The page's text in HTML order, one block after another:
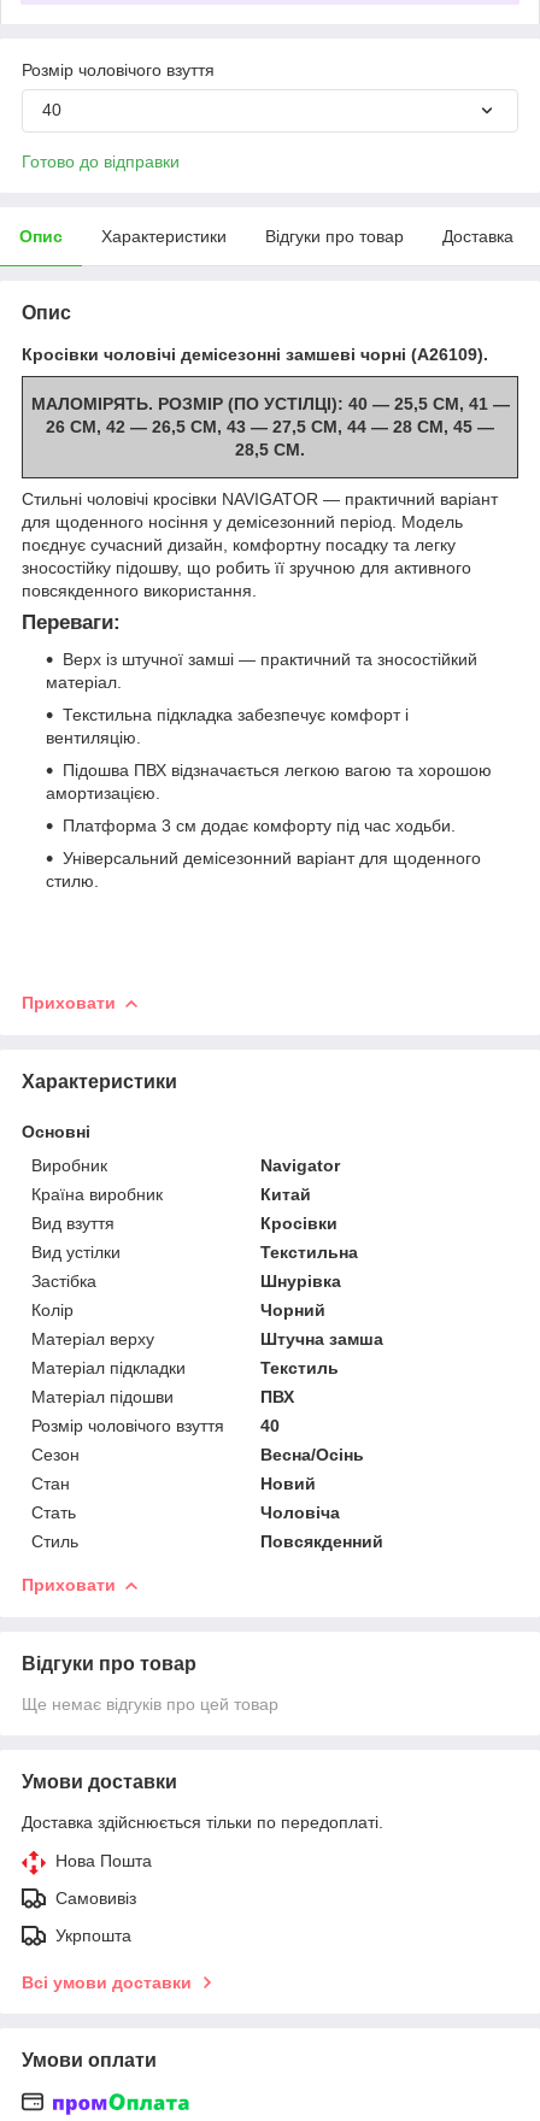
Розмір чоловічого взуття
40
Готово до відправки
Опис Характеристики Відгуки про товар Доставка
Опис
Кросівки чоловічі демісезонні замшеві чорні (A26109).
МАЛОМІРЯТЬ. РОЗМІР (ПО УСТІЛЦІ): 40 — 25,5 СМ, 41 —
26 СМ, 42 — 26,5 СМ, 43 — 27,5 СМ, 44 — 28 СМ, 45 —
28,5 СМ.
Стильні чоловічі кросівки NAVIGATOR — практичний варіант
для щоденного носіння у демісезонний період. Модель
поєднує сучасний дизайн, комфортну посадку та легку
зносостійку підошву, що робить її зручною для активного
повсякденного використання.
Переваги:
Верх із штучної замші — практичний та зносостійкий
матеріал.
Текстильна підкладка забезпечує комфорт і
вентиляцію.
Підошва ПВХ відзначається легкою вагою та хорошою
амортизацією.
Платформа 3 см додає комфорту під час ходьби.
Універсальний демісезонний варіант для щоденного
стилю.
Приховати
Характеристики
Основні
Виробник
Navigator
Країна виробник
Китай
Вид взуття
Кросівки
Вид устілки
Текстильна
Застібка
Шнурівка
Колір
Чорний
Матеріал верху
Штучна замша
Матеріал підкладки
Текстиль
Матеріал підошви
ПВХ
Розмір чоловічого взуття
40
Сезон
Весна/Осінь
Стан
Новий
Стать
Чоловіча
Стиль
Повсякденний
Приховати
Відгуки про товар
Ще немає відгуків про цей товар
Умови доставки
Доставка здійснюється тільки по передоплаті.
Нова Пошта
Самовивіз
Укрпошта
Всі умови доставки
Умови оплати